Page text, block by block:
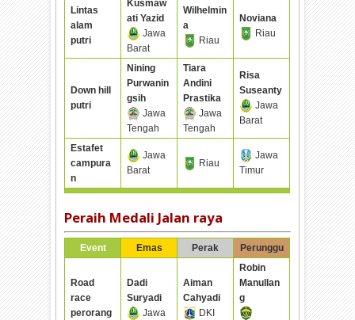
Lintas
alam
putri
Kusmaw
ati Yazid
Jawa
Barat
Wilhelmin
a
Riau
Noviana
Riau
Down hill
putri
Nining
Purwanin
gsih
Jawa
Tengah
Tiara
Andini
Prastika
Jawa
Tengah
Risa
Suseanty
Jawa
Barat
Estafet
campura
n
Jawa
Barat
Riau
Jawa
Timur
Peraih Medali Jalan raya
Event Emas Perak Perunggu
Road
race
perorang
Dadi
Suryadi
Jawa
Aiman
Cahyadi
DKI
Robin
Manullan
g